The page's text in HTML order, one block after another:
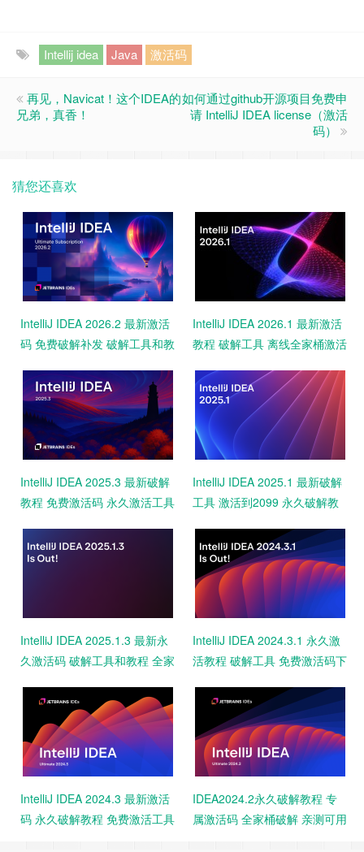
Intellij idea Java 激活码
再见，Navicat！这个IDEA的
兄弟，真香！
如何通过github开源项目免费申
请 IntelliJ IDEA license（激活
码）
猜您还喜欢
IntelliJ IDEA 2026.2 最新激活
码 免费破解补发 破解工具和教
IntelliJ IDEA 2026.1 最新激活
教程 破解工具 离线全家桶激活
IntelliJ IDEA 2025.3 最新破解
教程 免费激活码 永久激活工具
IntelliJ IDEA 2025.1 最新破解
工具 激活到2099 永久破解教
IntelliJ IDEA 2025.1.3 最新永
久激活码 破解工具和教程 全家
IntelliJ IDEA 2024.3.1 永久激
活教程 破解工具 免费激活码下
IntelliJ IDEA 2024.3 最新激活
码 永久破解教程 免费激活工具
IDEA2024.2永久破解教程 专
属激活码 全家桶破解 亲测可用